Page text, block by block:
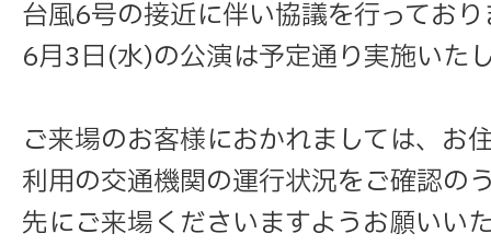
台風6号の接近に伴い協議を行ってお
6月3日(水)の公演は予定通り実施いた
ご来場のお客様におかれましては、お
利用の交通機関の運行状況をご確認の
先にご来場くださいますようお願いい